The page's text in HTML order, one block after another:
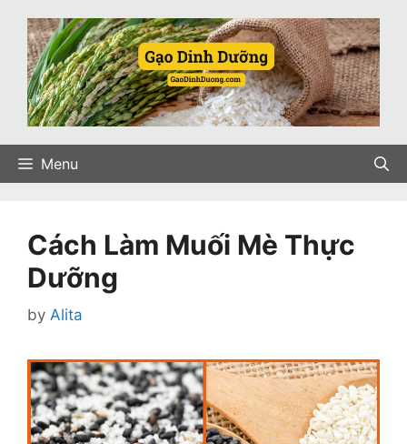
content
Menu
Cách Làm Muối Mè Thực
Dưỡng
by Alita